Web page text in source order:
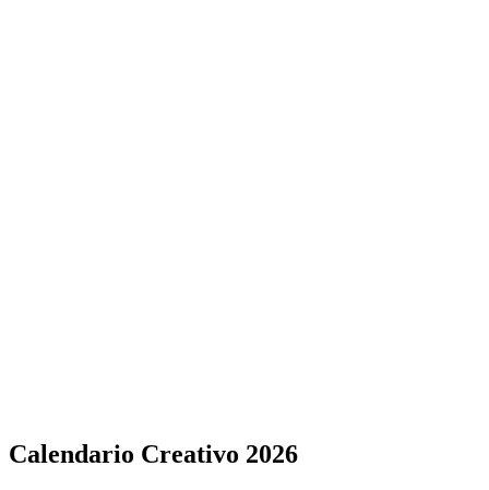
Calendario Creativo 2026